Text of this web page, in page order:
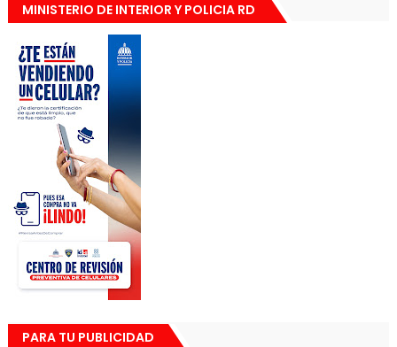
MINISTERIO DE INTERIOR Y POLICIA RD
PARA TU PUBLICIDAD